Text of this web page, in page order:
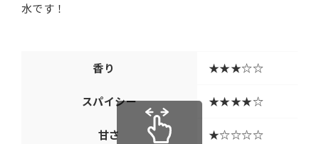
水です！
香り ★★★☆☆
スパイシー ★★★★☆
甘さ ★☆☆☆☆